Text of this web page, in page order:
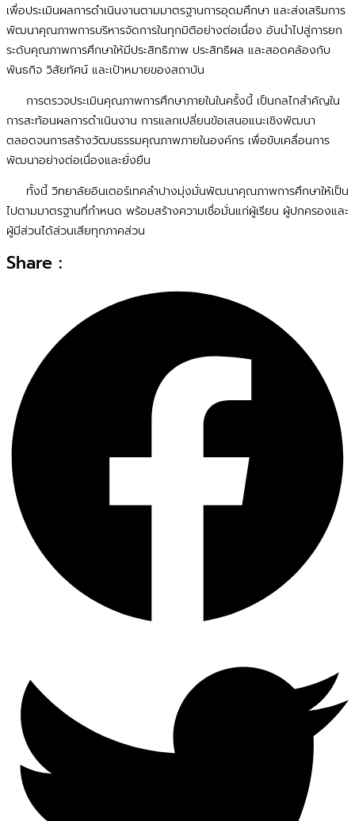
เพื่อประเมินผลการดำเนินงานตามมาตรฐานการอุดมศึกษา และส่งเสริมการ
พัฒนาคุณภาพการบริหารจัดการในทุกมิติอย่างต่อเนื่อง อันนำไปสู่การยก
ระดับคุณภาพการศึกษาให้มีประสิทธิภาพ ประสิทธิผล และสอดคล้องกับ
พันธกิจ วิสัยทัศน์ และเป้าหมายของสถาบัน
การตรวจประเมินคุณภาพการศึกษาภายในในครั้งนี้ เป็นกลไกสำคัญใน
การสะท้อนผลการดำเนินงาน การแลกเปลี่ยนข้อเสนอแนะเชิงพัฒนา
ตลอดจนการสร้างวัฒนธรรมคุณภาพภายในองค์กร เพื่อขับเคลื่อนการ
พัฒนาอย่างต่อเนื่องและยั่งยืน
ทั้งนี้ วิทยาลัยอินเตอร์เทคลำปางมุ่งมั่นพัฒนาคุณภาพการศึกษาให้เป็น
ไปตามมาตรฐานที่กำหนด พร้อมสร้างความเชื่อมั่นแก่ผู้เรียน ผู้ปกครองและ
ผู้มีส่วนได้ส่วนเสียทุกภาคส่วน
Share :